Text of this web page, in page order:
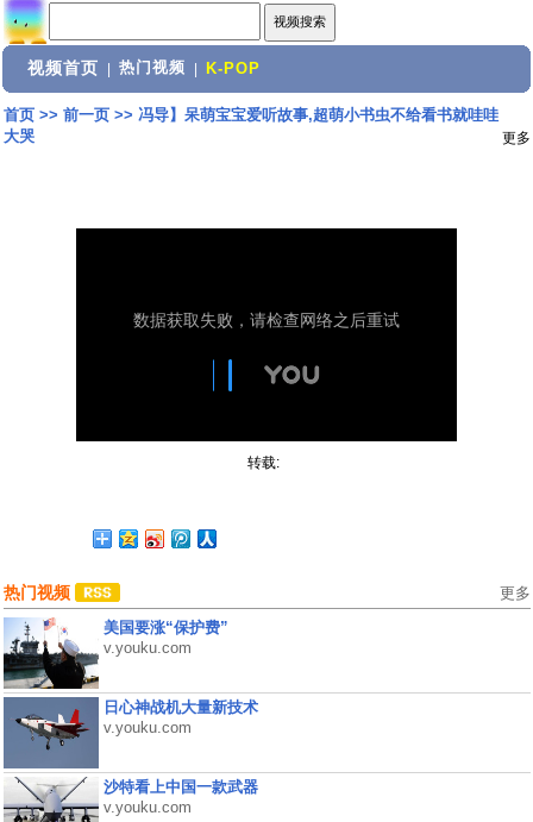
视频首页 热门视频 K-POP
首页>> 前一页>> 冯导】呆萌宝宝爱听故事,超萌小书虫不给看书就哇哇
大哭
更多
转载:
热门视频 更多
美国要涨“保护费”
v.youku.com
日心神战机大量新技术
v.youku.com
沙特看上中国一款武器
v.youku.com